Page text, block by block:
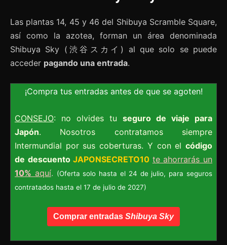
Las plantas 14, 45 y 46 del Shibuya Scramble Square,
así como la azotea, forman un área denominada
Shibuya Sky (渋谷スカイ) al que solo se puede
acceder pagando una entrada.
¡Compra tus entradas antes de que se agoten!
CONSEJO: no olvides tu seguro de viaje para
Japón. Nosotros contratamos siempre
Intermundial por sus coberturas. Y con el código
de descuento JAPONSECRETO10 te ahorrarás un
10% aquí. (Oferta solo hasta el 24 de julio, para seguros
contratados hasta el 17 de julio de 2027)
Comprar entradas Shibuya Sky